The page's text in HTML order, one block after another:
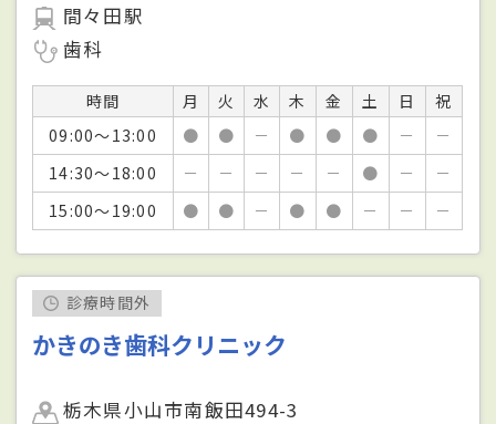
間々田駅
歯科
時間 月 火 水 木 金 土 日
祝
09:00～13:00
● ● － ● ● ● －
－
14:30～18:00
－ － － － － ● －
－
15:00～19:00
● ● － ● ● － － －
診療時間外
かきのき歯科クリニック
栃木県小山市南飯田494-3